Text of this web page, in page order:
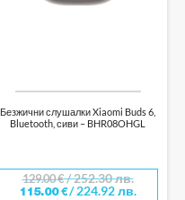
Безжични слушалки Xiaomi Buds 6,
Bluetooth, сиви – BHR08OHGL
129.00€/ 252.30 лв.
115.00€/ 224.92 лв.